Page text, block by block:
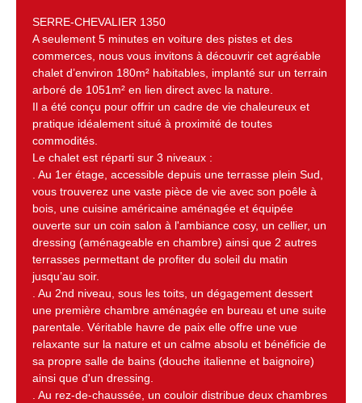
SERRE-CHEVALIER 1350
A seulement 5 minutes en voiture des pistes et des
commerces, nous vous invitons à découvrir cet agréable
chalet d’environ 180m² habitables, implanté sur un terrain
arboré de 1051m² en lien direct avec la nature.
Il a été conçu pour offrir un cadre de vie chaleureux et
pratique idéalement situé à proximité de toutes
commodités.
Le chalet est réparti sur 3 niveaux :
. Au 1er étage, accessible depuis une terrasse plein Sud,
vous trouverez une vaste pièce de vie avec son poêle à
bois, une cuisine américaine aménagée et équipée
ouverte sur un coin salon à l'ambiance cosy, un cellier, un
dressing (aménageable en chambre) ainsi que 2 autres
terrasses permettant de profiter du soleil du matin
jusqu’au soir.
. Au 2nd niveau, sous les toits, un dégagement dessert
une première chambre aménagée en bureau et une suite
parentale. Véritable havre de paix elle offre une vue
relaxante sur la nature et un calme absolu et bénéficie de
sa propre salle de bains (douche italienne et baignoire)
ainsi que d'un dressing.
. Au rez-de-chaussée, un couloir distribue deux chambres